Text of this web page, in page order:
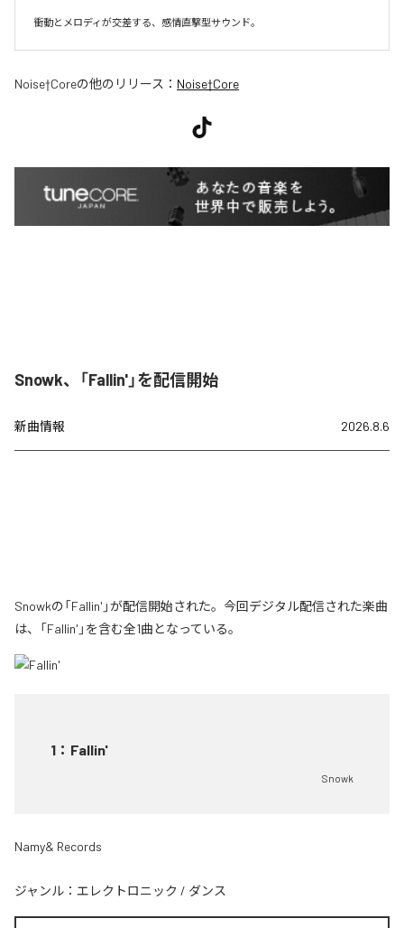
衝動とメロディが交差する、感情直撃型サウンド。
Noise†Coreの他のリリース： Noise†Core
Snowk、「Fallin'」を配信開始
新曲情報 2026.8.6
Snowkの「Fallin'」が配信開始された。今回デジタル配信された楽曲
は、「Fallin'」を含む全1曲となっている。
1 ： Fallin'
Snowk
Namy& Records
ジャンル： エレクトロニック / ダンス